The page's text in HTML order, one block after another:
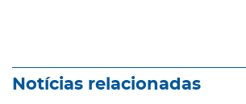
Notícias relacionadas